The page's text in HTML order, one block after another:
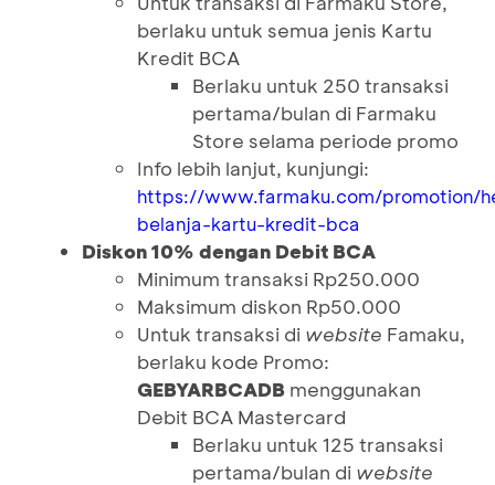
berlaku untuk semua jenis Kartu
Kredit BCA
Berlaku untuk 250 transaksi
pertama/bulan di Farmaku
Store selama periode promo
Info lebih lanjut, kunjungi:
https://www.farmaku.com/promotion/
belanja-kartu-kredit-bca
Diskon 10% dengan Debit BCA
Minimum transaksi Rp250.000
Maksimum diskon Rp50.000
Untuk transaksi di website Famaku,
berlaku kode Promo:
GEBYARBCADB menggunakan
Debit BCA Mastercard
Berlaku untuk 125 transaksi
pertama/bulan di website